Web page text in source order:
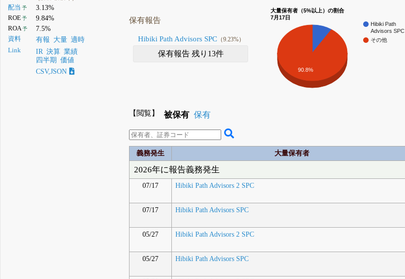
配当 予 3.13%
ROE予 9.84%
ROA 予 7.5%
資料 有報 大量 適時
Link IR 決算 業績
四半期 価値
CSV,JSON
無料でβ版をはじめる
登録すると永久30%OFFと米株版の先行利用も付きます
保有報告
Hibiki Path Advisors SPC（9.23%）
保有報告 残り13件
大量保有者（5%以上）の割合
7月17日
Hibiki Path
Advisors SPC
その他
90.8%
【閲覧】 被保有 保有
義務発生 大量保有者
2026年に報告義務発生
07/17 Hibiki Path Advisors 2 SPC
07/17 Hibiki Path Advisors SPC
05/27 Hibiki Path Advisors 2 SPC
05/27 Hibiki Path Advisors SPC